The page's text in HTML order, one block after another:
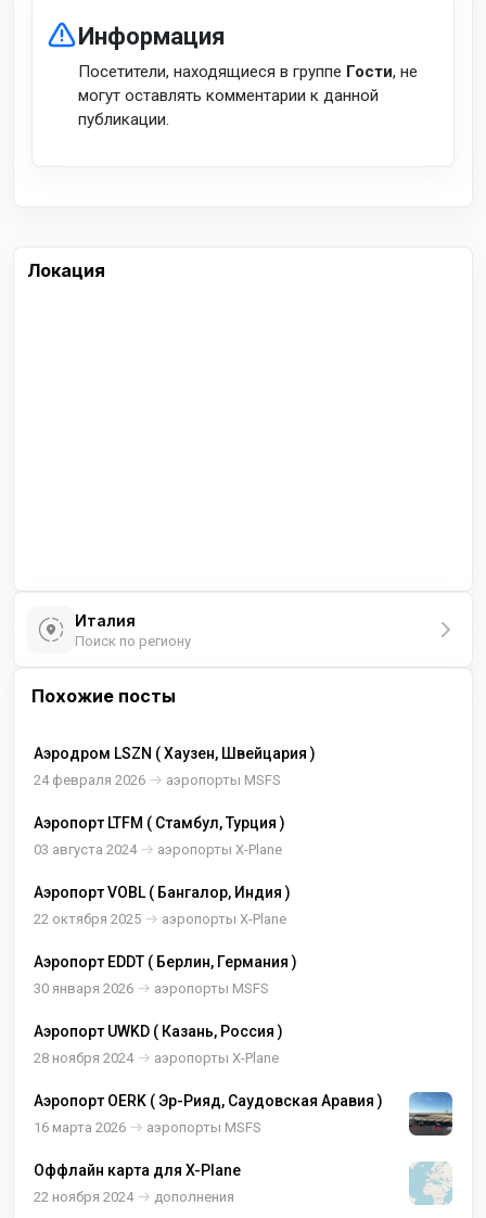
Информация
Посетители, находящиеся в группе Гости, не
могут оставлять комментарии к данной
публикации.
Локация
Италия
Поиск по региону
Похожие посты
Аэродром LSZN ( Хаузен, Швейцария )
24 февраля 2026 аэропорты MSFS
Аэропорт LTFM ( Стамбул, Турция )
03 августа 2024 аэропорты X-Plane
Аэропорт VOBL ( Бангалор, Индия )
22 октября 2025 аэропорты X-Plane
Аэропорт EDDT ( Берлин, Германия )
30 января 2026 аэропорты MSFS
Аэропорт UWKD ( Казань, Россия )
28 ноября 2024 аэропорты X-Plane
Аэропорт OERK ( Эр-Рияд, Саудовская Аравия )
16 марта 2026 аэропорты MSFS
Оффлайн карта для X-Plane
22 ноября 2024 дополнения